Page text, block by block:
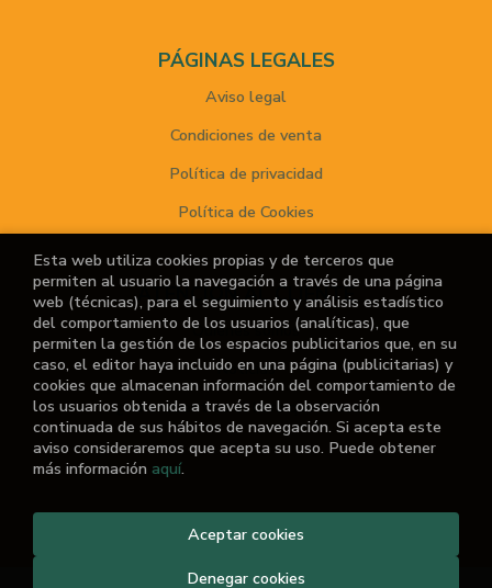
PÁGINAS LEGALES
Aviso legal
Condiciones de venta
Política de privacidad
Política de Cookies
ATENCIÓN AL CLIENTE
Quiénes somos
Noticias
¿No encuentras el libro que buscas?
El Retiro de las Letras. Todos los Derechos
Esta web utiliza cookies propias y de terceros que
permiten al usuario la navegación a través de una página
web (técnicas), para el seguimiento y análisis estadístico
del comportamiento de los usuarios (analíticas), que
permiten la gestión de los espacios publicitarios que, en su
caso, el editor haya incluido en una página (publicitarias) y
cookies que almacenan información del comportamiento de
los usuarios obtenida a través de la observación
continuada de sus hábitos de navegación. Si acepta este
aviso consideraremos que acepta su uso. Puede obtener
más información aquí.
Denegar cookies
Aceptar cookies